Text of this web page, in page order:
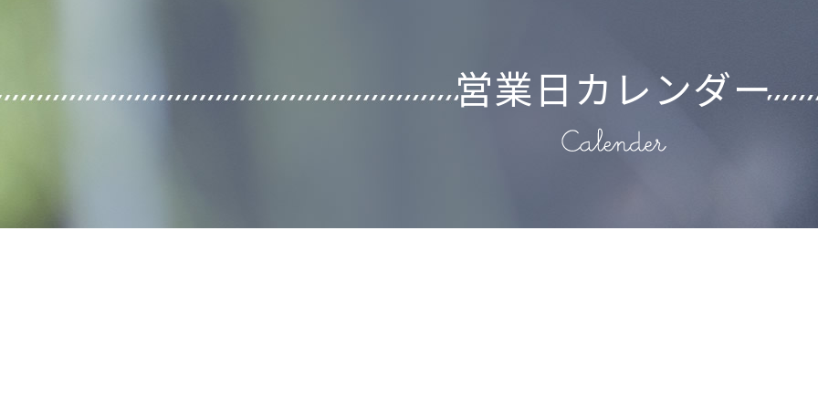
営業日カレンダー